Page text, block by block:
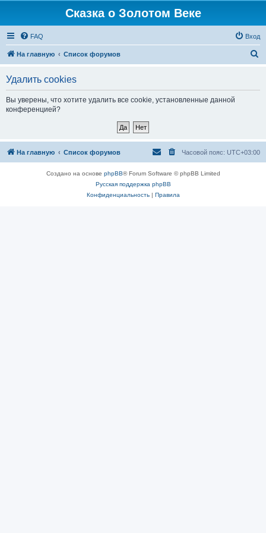
Сказка о Золотом Веке
FAQ Вход
На главную Список форумов
Удалить cookies
Вы уверены, что хотите удалить все cookie, установленные данной
конференцией?
На главную Список форумов Часовой пояс: UTC+03:00
Создано на основе phpBB® Forum Software © phpBB Limited
Русская поддержка phpBB
Конфиденциальность| Правила